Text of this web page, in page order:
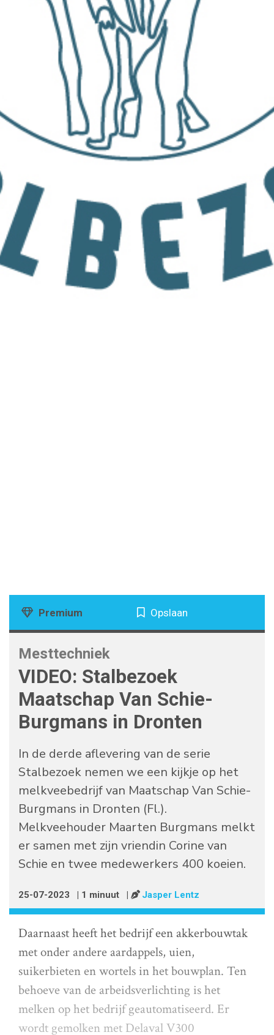
Premium Opslaan
Mesttechniek
VIDEO: Stalbezoek
Maatschap Van Schie-
Burgmans in Dronten
In de derde aflevering van de serie
Stalbezoek nemen we een kijkje op het
melkveebedrijf van Maatschap Van Schie-
Burgmans in Dronten (Fl.).
Melkveehouder Maarten Burgmans melkt
er samen met zijn vriendin Corine van
Schie en twee medewerkers 400 koeien.
25-07-2023 | 1 minuut Jasper Lentz
Daarnaast heeft het bedrijf een akkerbouwtak
met onder andere aardappels, uien,
suikerbieten en wortels in het bouwplan. Ten
behoeve van de arbeidsverlichting is het
melken op het bedrijf geautomatiseerd. Er
wordt gemolken met Delaval V300